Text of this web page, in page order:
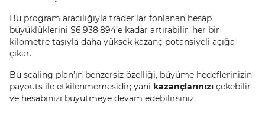
Bu program aracılığıyla trader’lar fonlanan hesap
büyüklüklerini $6,938,894’e kadar artırabilir, her bir
kilometre taşıyla daha yüksek kazanç potansiyeli açığa
çıkar.
Bu scaling plan’ın benzersiz özelliği, büyüme hedeflerinizin
payouts ile etkilenmemesidir; yani kazançlarınızı çekebilir
ve hesabınızı büyütmeye devam edebilirsiniz.